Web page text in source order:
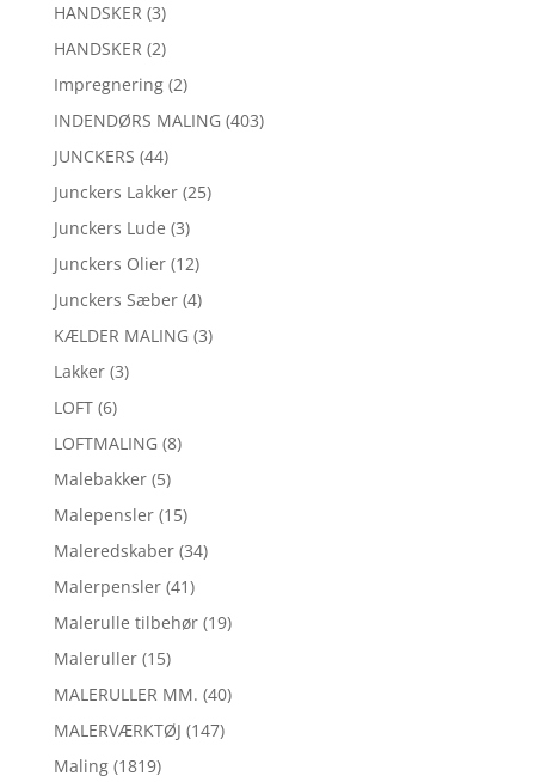
HANDSKER (3)
HANDSKER (2)
Impregnering (2)
INDENDØRS MALING (403)
JUNCKERS (44)
Junckers Lakker (25)
Junckers Lude (3)
Junckers Olier (12)
Junckers Sæber (4)
KÆLDER MALING (3)
Lakker (3)
LOFT (6)
LOFTMALING (8)
Malebakker (5)
Malepensler (15)
Maleredskaber (34)
Malerpensler (41)
Malerulle tilbehør (19)
Maleruller (15)
MALERULLER MM. (40)
MALERVÆRKTØJ (147)
Maling (1819)